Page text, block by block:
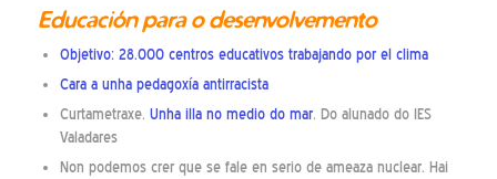
Educación para o desenvolvemento
Objetivo: 28.000 centros educativos trabajando por el clima
Cara a unha pedagoxía antirracista
Curtametraxe. Unha illa no medio do mar. Do alunado do IES
Valadares
Non podemos crer que se fale en serio de ameaza nuclear. Hai